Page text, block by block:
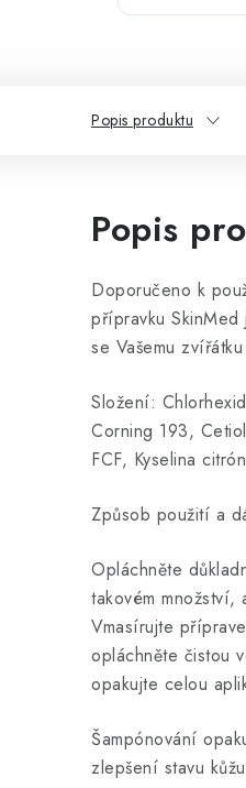
Popis produktu
Popis
Doporučeno k
přípravku
se Vašemu
Složení:
Corning 193,
FCF, Kyselina
Způsob použití a
Opláchněte
takovém
Vmasírujte
opláchněte čistou
opakujte celou
Šampónování
zlepšení stavu